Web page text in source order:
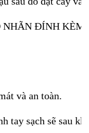
NHÃN ĐÍNH
và an toàn.
tay sạch sẽ sau